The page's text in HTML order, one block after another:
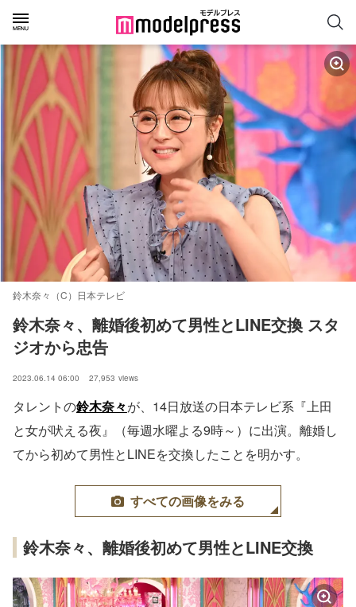
鈴木奈々（C）日本テレビ
鈴木奈々、離婚後初めて男性とLINE交換 スタ
ジオから忠告
2023.06.14 06:00 27,953 views
タレントの鈴木奈々が、14日放送の日本テレビ系『上田
と女が吠える夜』（毎週水曜よる9時～）に出演。離婚し
てから初めて男性とLINEを交換したことを明かす。
すべての画像をみる
鈴木奈々、離婚後初めて男性とLINE交換